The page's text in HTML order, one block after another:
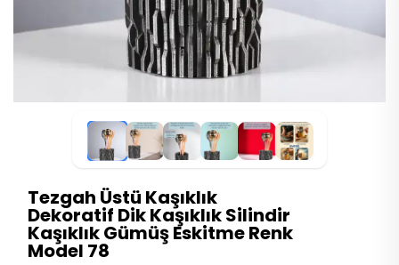
Tezgah Üstü Kaşıklık
Dekoratif Dik Kaşıklık Silindir
Kaşıklık Gümüş Eskitme Renk
Model 78